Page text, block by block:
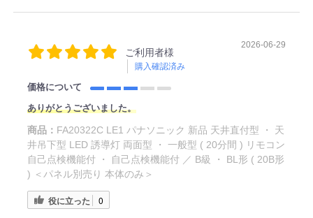
ご利用者様
購入確認済み
2026-06-29
価格について
ありがとうございました。
商品： FA20322C LE1 パナソニック 新品 天井直付型 ・ 天
井吊下型 LED 誘導灯 両面型 ・ 一般型 ( 20分間 ) リモコン
自己点検機能付 ・ 自己点検機能付 ／ B級 ・ BL形 ( 20B形
) ＜パネル別売り 本体のみ＞
役に立った 0